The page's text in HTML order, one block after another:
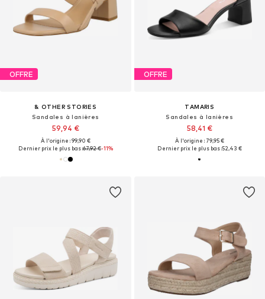
OFFRE
& OTHER STORIES
Sandales à lanières
59,94 €
À l'origine : 99,90 €
Dernier prix le plus bas :67,92 €-11%
OFFRE
TAMARIS
Sandales à lanières
58,41 €
À l'origine : 79,95 €
Dernier prix le plus bas :52,43 €